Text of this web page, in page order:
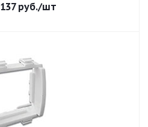
137 руб./шт